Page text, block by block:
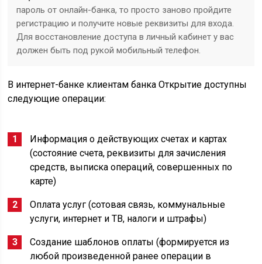
пароль от онлайн-банка, то просто заново пройдите
регистрацию и получите новые реквизиты для входа.
Для восстановление доступа в личный кабинет у вас
должен быть под рукой мобильный телефон.
В интернет-банке клиентам банка Открытие доступны
следующие операции:
Информация о действующих счетах и картах
(состояние счета, реквизиты для зачисления
средств, выписка операций, совершенных по
карте)
Оплата услуг (сотовая связь, коммунальные
услуги, интернет и ТВ, налоги и штрафы)
Создание шаблонов оплаты (формируется из
любой произведенной ранее операции в